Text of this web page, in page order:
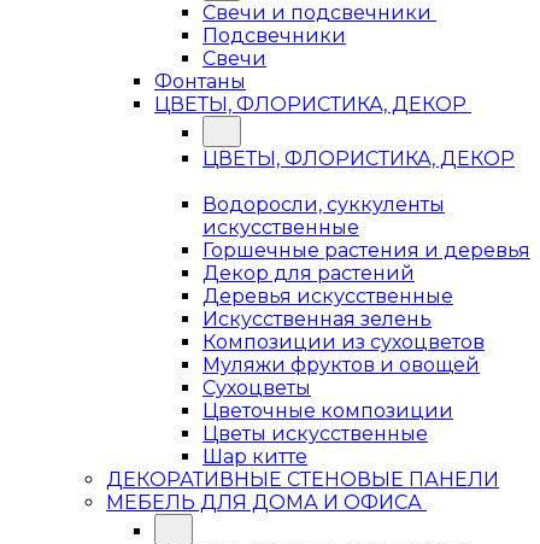
Свечи и подсвечники
Подсвечники
Свечи
Фонтаны
ЦВЕТЫ, ФЛОРИСТИКА, ДЕКОР
ЦВЕТЫ, ФЛОРИСТИКА, ДЕКОР
Водоросли, суккуленты
искусственные
Горшечные растения и деревья
Декор для растений
Деревья искусственные
Искусственная зелень
Композиции из сухоцветов
Муляжи фруктов и овощей
Сухоцветы
Цветочные композиции
Цветы искусственные
Шар китте
ДЕКОРАТИВНЫЕ СТЕНОВЫЕ ПАНЕЛИ
МЕБЕЛЬ ДЛЯ ДОМА И ОФИСА